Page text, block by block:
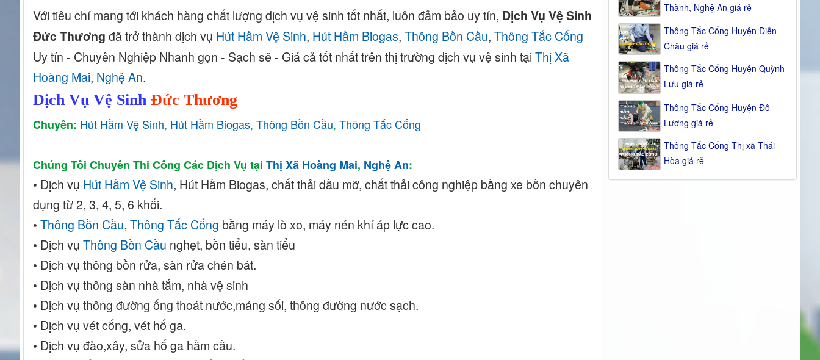
Với tiêu chí mang tới khách hàng chất lượng dịch vụ vệ sinh tốt nhất, luôn đảm bảo uy tín, Dịch Vụ Vệ Sinh
Đức Thương đã trở thành dịch vụ Hút Hầm Vệ Sinh, Hút Hầm Biogas, Thông Bồn Cầu, Thông Tắc Cống
Uy tín - Chuyên Nghiệp Nhanh gọn - Sạch sẽ - Giá cả tốt nhất trên thị trường dịch vụ vệ sinh tạiThị Xã
Hoàng Mai, Nghệ An.
Dịch Vụ Vệ Sinh Đức Thương
Chuyên: Hút Hầm Vệ Sinh, Hút Hầm Biogas, Thông Bồn Cầu, Thông Tắc Cống
Chúng Tôi Chuyên Thi Công Các Dịch Vụ tại Thị Xã Hoàng Mai, Nghệ An:
• Dịch vụ Hút Hầm Vệ Sinh, Hút Hầm Biogas, chất thải dầu mỡ, chất thải công nghiệp bằng xe bồn chuyên
dụng từ 2, 3, 4, 5, 6 khối.
• Thông Bồn Cầu, Thông Tắc Cống bằng máy lò xo, máy nén khí áp lực cao.
• Dịch vụ Thông Bồn Cầu nghẹt, bồn tiểu, sàn tiểu
• Dịch vụ thông bồn rửa, sàn rửa chén bát.
• Dịch vụ thông sàn nhà tắm, nhà vệ sinh
• Dịch vụ thông đường ống thoát nước,máng sối, thông đường nước sạch.
• Dịch vụ vét cống, vét hố ga.
• Dịch vụ đào,xây, sửa hố ga hầm cầu.
Thành, Nghệ An giá rẻ
Thông Tắc Cống Huyện Diễn
Châu giá rẻ
Thông Tắc Cống Huyện Quỳnh
Lưu giá rẻ
Thông Tắc Cống Huyện Đô
Lương giá rẻ
Thông Tắc Cống Thị xã Thái
Hòa giá rẻ